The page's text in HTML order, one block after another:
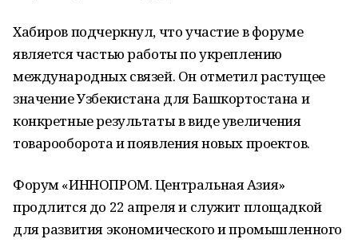
Хабиров подчеркнул, что участие в форуме
является частью работы по укреплению
международных связей. Он отметил растущее
значение Узбекистана для Башкортостана и
конкретные результаты в виде увеличения
товарооборота и появления новых проектов.
Форум «ИННОПРОМ. Центральная Азия»
продлится до 22 апреля и служит площадкой
для развития экономического и промышленного